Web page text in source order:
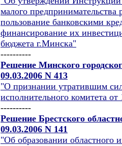
малого предпринимательства
пользование банковскими
финансирование их
бюджета г.Минска"
----------
Решение Минского
09.03.2006 N 413
"О признании утратившим
исполнительного комитета
----------
Решение Брестского
09.03.2006 N 141
"Об образовании областного